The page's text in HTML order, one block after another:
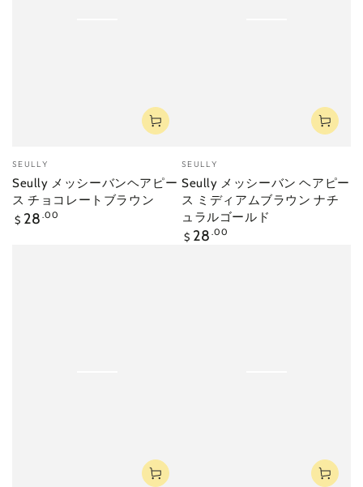
ベ
ン
ダ
ー
SEULLY
Seully メッシーバンヘアピー
ス チョコレートブラウン
定
$ 28 .00
ベ
ン
ダ
ー
SEULLY
Seully メッシーバン ヘアピー
ス ミディアムブラウン ナチ
ュラルゴールド
定
$ 28 .00